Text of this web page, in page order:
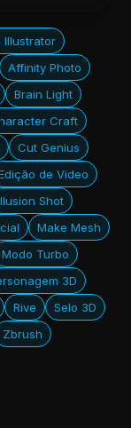
Illustrator
Affinity Photo
Brain Light
Craft
Cut Genius
de Video
Shot
Make Mesh
Modo Turbo
3D
Rive
Selo 3D
Zbrush